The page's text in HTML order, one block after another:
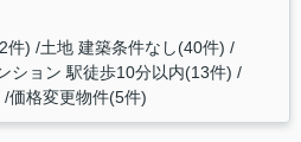
件) 土地 建築条件なし(40件)
ション 駅徒歩10分以内(13件)
価格変更物件(5件)